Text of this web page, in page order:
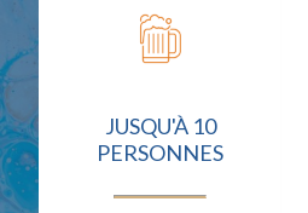
JUSQU'À 10
PERSONNES